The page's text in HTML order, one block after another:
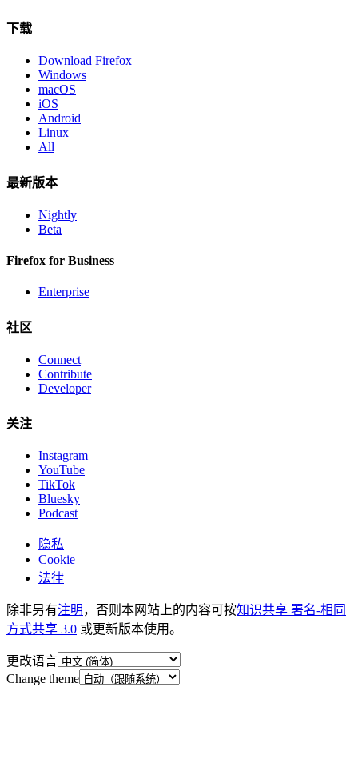
下载
Download Firefox
Windows
macOS
iOS
Android
Linux
All
最新版本
Nightly
Beta
Firefox for Business
Enterprise
社区
Connect
Contribute
Developer
关注
Instagram
YouTube
TikTok
Bluesky
Podcast
隐私
Cookie
法律
除非另有注明 ，否则本网站上的内容可按知识共享 署名-相同
方式共享 3.0 或更新版本使用。
更改语言
Change theme